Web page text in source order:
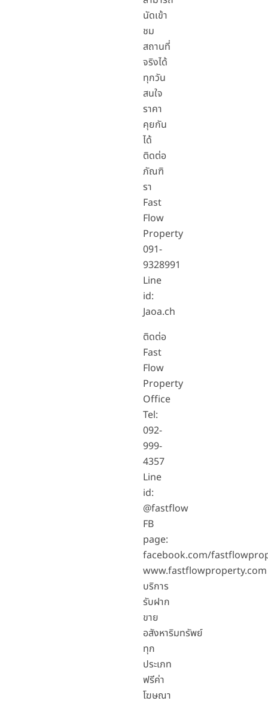
นัดเข้า
ชม
สถานที่
จริงได้
ทุกวัน
สนใจ
ราคา
คุยกัน
ได้
ติดต่อ
ภัณฑิ
รา
Fast
Flow
Property
091-
9328991
Line
id:
Jaoa.ch
ติดต่อ
Fast
Flow
Property
Office
Tel:
092-
999-
4357
Line
id:
@fastflow
FB
page:
facebook.com/
www.fastflowproperty.com
บริการ
รับฝาก
ขาย
อสังหาริมทรัพย์
ทุก
ประเภท
ฟรีค่า
โฆษณา